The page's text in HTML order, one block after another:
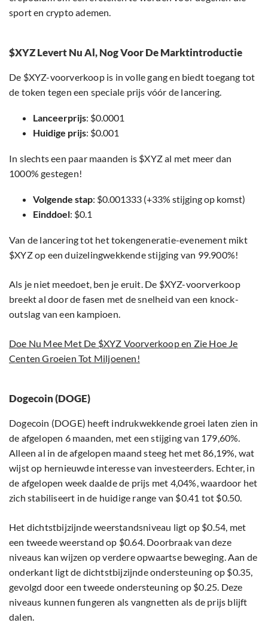
sport en crypto ademen.
$XYZ Levert Nu Al, Nog Voor De Marktintroductie
De $XYZ-voorverkoop is in volle gang en biedt toegang tot
de token tegen een speciale prijs vóór de lancering.
Lanceerprijs: $0.0001
Huidige prijs: $0.001
In slechts een paar maanden is $XYZ al met meer dan
1000% gestegen!
Volgende stap: $0.001333 (+33% stijging op komst)
Einddoel: $0.1
Van de lancering tot het tokengeneratie-evenement mikt
$XYZ op een duizelingwekkende stijging van 99.900%!
Als je niet meedoet, ben je eruit. De $XYZ-voorverkoop
breekt al door de fasen met de snelheid van een knock-
outslag van een kampioen.
Doe Nu Mee Met De $XYZ Voorverkoop en Zie Hoe Je
Centen Groeien Tot Miljoenen!
Dogecoin (DOGE)
Dogecoin (DOGE) heeft indrukwekkende groei laten zien in
de afgelopen 6 maanden, met een stijging van 179,60%.
Alleen al in de afgelopen maand steeg het met 86,19%, wat
wijst op hernieuwde interesse van investeerders. Echter, in
de afgelopen week daalde de prijs met 4,04%, waardoor het
zich stabiliseert in de huidige range van $0.41 tot $0.50.
Het dichtstbijzijnde weerstandsniveau ligt op $0.54, met
een tweede weerstand op $0.64. Doorbraak van deze
niveaus kan wijzen op verdere opwaartse beweging. Aan de
onderkant ligt de dichtstbijzijnde ondersteuning op $0.35,
gevolgd door een tweede ondersteuning op $0.25. Deze
niveaus kunnen fungeren als vangnetten als de prijs blijft
dalen.